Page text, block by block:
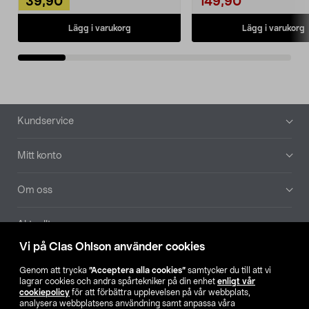
Vi på Clas Ohlson använder cookies
Genom att trycka ”Acceptera alla cookies” samtycker du till att vi
lagrar cookies och andra spårtekniker på din enhet enligt vår
cookiepolicy för att förbättra upplevelsen på vår webbplats,
analysera webbplatsens användning samt anpassa våra
Lägg i varukorg Lägg i varukorg
Sidfot
Kundservice
Mitt konto
Om oss
Aktuellt
Hitta butik